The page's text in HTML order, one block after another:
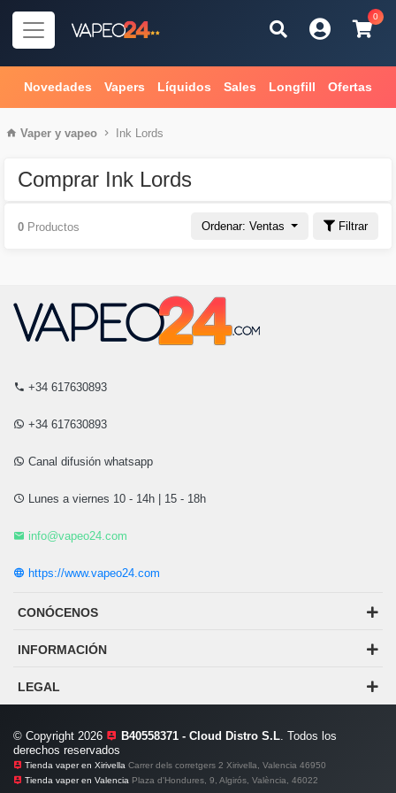
0
Novedades Vapers Líquidos Sales Longfill Ofertas
Vaper y vapeo Ink Lords
Comprar Ink Lords
Ordenar: Ventas Filtrar
0 Productos
+34 617630893
+34 617630893
Canal difusión whatsapp
Lunes a viernes 10 - 14h | 15 - 18h
info@vapeo24.com
https://www.vapeo24.com
CONÓCENOS
INFORMACIÓN
LEGAL
© Copyright 2026 B40558371 - Cloud Distro S.L. Todos los
derechos reservados
Tienda vaper en Xirivella Carrer dels corretgers 2 Xirivella, Valencia 46950
Tienda vaper en Valencia Plaza d'Hondures, 9, Algirós, València, 46022